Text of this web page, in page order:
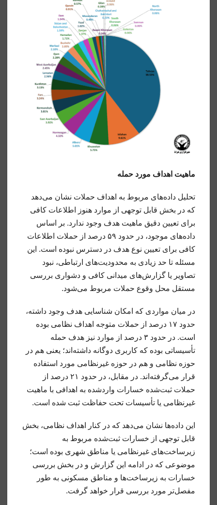
ماهیت اهداف مورد حمله
تحلیل داده‌های مربوط به اهداف حملات نشان می‌دهد
که در بخش قابل توجهی از موارد هنوز اطلاعات کافی
برای تعیین دقیق ماهیت هدف وجود ندارد. بر اساس
داده‌های موجود، در حدود ۵۹ درصد از حملات اطلاعات
کافی برای تعیین نوع هدف در دسترس نبوده است. این
مسئله تا حد زیادی به محدودیت‌های ارتباطی، نبود
تصاویر یا گزارش‌های میدانی کافی و دشواری بررسی
مستقل محل وقوع حملات مربوط می‌شود.
در میان مواردی که امکان شناسایی هدف وجود داشته،
حدود ۱۷ درصد از حملات متوجه اهداف نظامی بوده
است. در حدود ۳ درصد از موارد نیز هدف حمله
تأسیساتی بوده که کاربری دوگانه داشته‌اند؛ یعنی هم در
حوزه نظامی و هم در حوزه غیرنظامی مورد استفاده
قرار می‌گرفته‌اند. در مقابل، در حدود ۲۱ درصد از
حملات ثبت‌شده خسارات واردشده به اهدافی با ماهیت
غیرنظامی یا تأسیسات تحت حفاظت ثبت شده است.
این داده‌ها نشان می‌دهد که در کنار اهداف نظامی، بخش
قابل توجهی از خسارات ثبت‌شده مربوط به
زیرساخت‌های غیرنظامی یا مناطق شهری بوده است؛
موضوعی که در ادامه این گزارش و در بخش بررسی
خسارات به زیرساخت‌ها و مناطق مسکونی به طور
مفصل‌تر مورد بررسی قرار خواهد گرفت.